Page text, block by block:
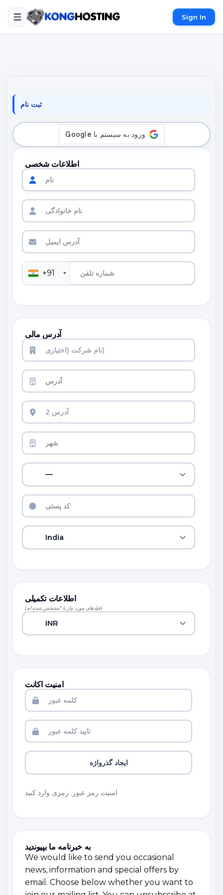
Sign In
ثبت نام
اطلاعات شخصی
+91
آدرس مالی
—
India
اطلاعات تکمیلی
(فیلدهای مورد نیاز با *مشخص شده اند)
INR
امنیت اکانت
ایجاد گذرواژه
امنیت رمز عبور: رمزی وارد کنید
به خبرنامه ما بپیوندید
We would like to send you occasional
news, information and special offers by
email. Choose below whether you want to